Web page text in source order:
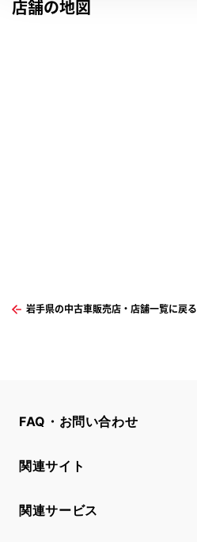
店舗の地図
岩手県の中古車販売店・店舗一覧に戻る
FAQ・お問い合わせ
関連サイト
関連サービス